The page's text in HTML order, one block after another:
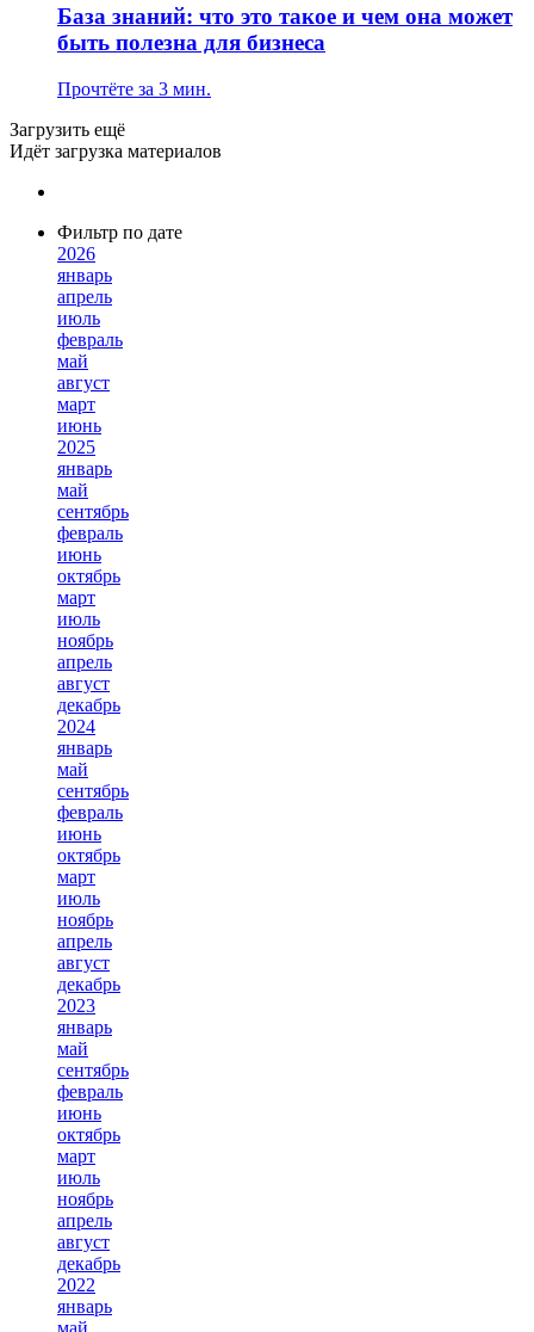
База знаний: что это такое и чем она может
быть полезна для бизнеса
Прочтёте за 3 мин.
Загрузить ещё
Идёт загрузка материалов
Фильтр по дате
2026
январь
апрель
июль
февраль
май
август
март
июнь
2025
январь
май
сентябрь
февраль
июнь
октябрь
март
июль
ноябрь
апрель
август
декабрь
2024
январь
май
сентябрь
февраль
июнь
октябрь
март
июль
ноябрь
апрель
август
декабрь
2023
январь
май
сентябрь
февраль
июнь
октябрь
март
июль
ноябрь
апрель
август
декабрь
2022
январь
май